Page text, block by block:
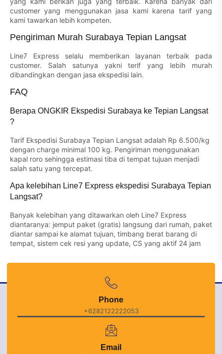
customer yang menggunakan jasa kami karena tarif yang
kami tawarkan lebih kompeten.
Pengiriman Murah Surabaya Tepian Langsat
Line7 Express selalu memberikan layanan terbaik pada
customer. Salah satunya yakni terif yang lebih murah
dibandingkan dengan jasa ekspedisi lain.
FAQ
Berapa ONGKIR Ekspedisi Surabaya ke Tepian Langsat
?
Tarif Ekspedisi Surabaya Tepian Langsat adalah Rp 6.500/kg
dengan charge minimal 100 kg. Pengiriman menggunakan
kapal roro sehingga estimasi tiba di tempat tujuan menjadi
salah satu yang tercepat.
Apa kelebihan Line7 Express ekspedisi Surabaya Tepian
Langsat?
Banyak kelebihan yang ditawarkan oleh Line7 Express
diantaranya: jemput paket (gratis) langsung dari rumah, paket
diantar sampai ke alamat tujuan, timbang berat barang di
tempat, sistem cek resi yang update, CS yang aktif 24 jam
Phone
+6282122222053
Email